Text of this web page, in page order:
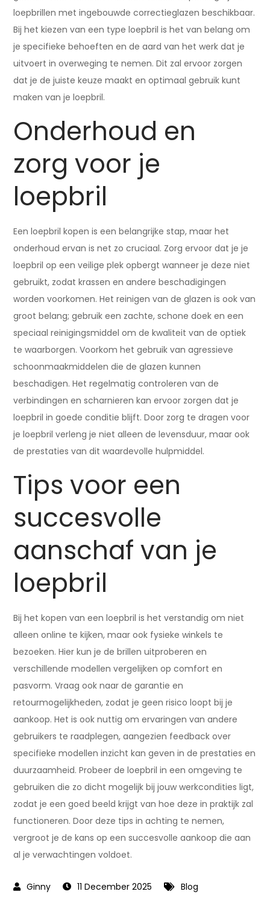
loepbrillen met ingebouwde correctieglazen beschikbaar.
Bij het kiezen van een type loepbril is het van belang om
je specifieke behoeften en de aard van het werk dat je
uitvoert in overweging te nemen. Dit zal ervoor zorgen
dat je de juiste keuze maakt en optimaal gebruik kunt
maken van je loepbril.
Onderhoud en
zorg voor je
loepbril
Een loepbril kopen is een belangrijke stap, maar het
onderhoud ervan is net zo cruciaal. Zorg ervoor dat je je
loepbril op een veilige plek opbergt wanneer je deze niet
gebruikt, zodat krassen en andere beschadigingen
worden voorkomen. Het reinigen van de glazen is ook van
groot belang; gebruik een zachte, schone doek en een
speciaal reinigingsmiddel om de kwaliteit van de optiek
te waarborgen. Voorkom het gebruik van agressieve
schoonmaakmiddelen die de glazen kunnen
beschadigen. Het regelmatig controleren van de
verbindingen en scharnieren kan ervoor zorgen dat je
loepbril in goede conditie blijft. Door zorg te dragen voor
je loepbril verleng je niet alleen de levensduur, maar ook
de prestaties van dit waardevolle hulpmiddel.
Tips voor een
succesvolle
aanschaf van je
loepbril
Bij het kopen van een loepbril is het verstandig om niet
alleen online te kijken, maar ook fysieke winkels te
bezoeken. Hier kun je de brillen uitproberen en
verschillende modellen vergelijken op comfort en
pasvorm. Vraag ook naar de garantie en
retourmogelijkheden, zodat je geen risico loopt bij je
aankoop. Het is ook nuttig om ervaringen van andere
gebruikers te raadplegen, aangezien feedback over
specifieke modellen inzicht kan geven in de prestaties en
duurzaamheid. Probeer de loepbril in een omgeving te
gebruiken die zo dicht mogelijk bij jouw werkcondities ligt,
zodat je een goed beeld krijgt van hoe deze in praktijk zal
functioneren. Door deze tips in achting te nemen,
vergroot je de kans op een succesvolle aankoop die aan
al je verwachtingen voldoet.
11 December 2025 Blog